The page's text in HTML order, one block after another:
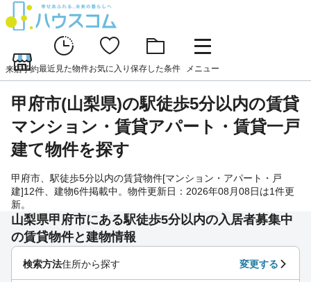
来店予約最近見た物件お気に入り 保存した条件 メニュー
甲府市(山梨県)の駅徒歩5分以内の賃貸
マンション・賃貸アパート・賃貸一戸
建て物件を探す
甲府市、駅徒歩5分以内の賃貸物件[マンション・アパート・戸
建]12件、建物6件掲載中。物件更新日：2026年08月08日は1件更
新。
山梨県甲府市にある駅徒歩5分以内の入居者募集中
の賃貸物件と建物情報
検索方法住所から探す 変更する